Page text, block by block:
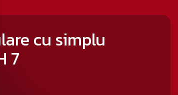
cu simplu
7